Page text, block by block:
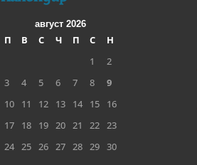
август 2026
П В С Ч П С
Н
1
2
3
4 5 6 7 8
9
10
11 12 13 14 15
16
17
18 19 20 21 22 23
24 25 26 27 28 29 30